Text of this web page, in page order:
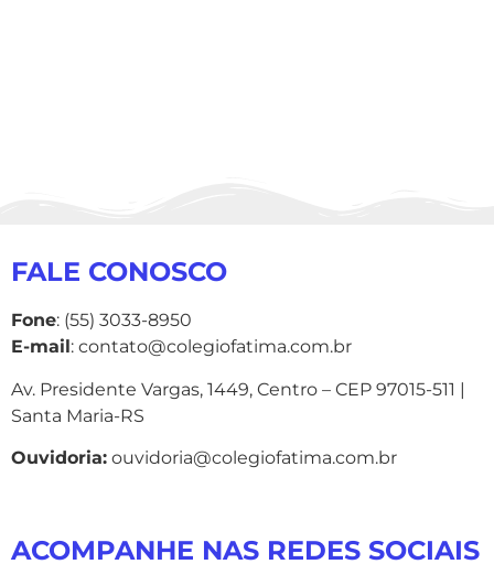
FALE CONOSCO
Fone: (55) 3033-8950
E-mail: contato@colegiofatima.com.br
Av. Presidente Vargas, 1449, Centro – CEP 97015-511 |
Santa Maria-RS
Ouvidoria: ouvidoria@colegiofatima.com.br
ACOMPANHE NAS REDES SOCIAIS